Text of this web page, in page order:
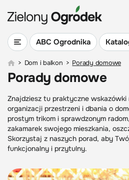
ABC Ogrodnika
> Dom i balkon > Porady domowe
Porady domowe
Znajdziesz tu praktyczne
organizacji przestrzeni i dbania o
prostym trikom i sprawdzonym
zakamarek swojego mieszkania,
Skorzystaj z naszych porad, aby
funkcjonalny i przytulny.